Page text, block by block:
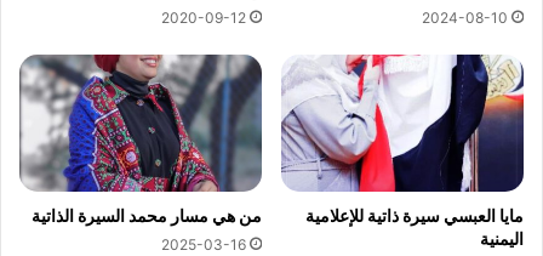
2024-08-10
2020-09-12
مايا العبسي سيرة ذاتية للإعلامية
اليمنية
من هي مسار محمد السيرة الذاتية
2025-03-16